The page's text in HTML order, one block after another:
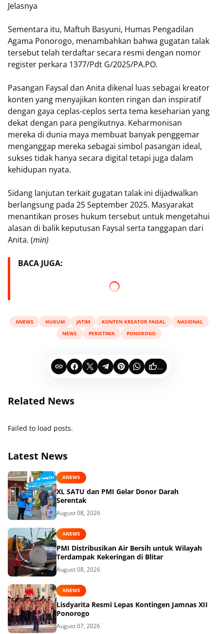
Jelasnya
Sementara itu, Maftuh Basyuni, Humas Pengadilan
Agama Ponorogo, menambahkan bahwa gugatan talak
tersebut telah terdaftar secara resmi dengan nomor
register perkara 1377/Pdt G/2025/PA.PO.
Pasangan Faysal dan Anita dikenal luas sebagai kreator
konten yang menyajikan konten ringan dan inspiratif
dengan gaya ceplas-ceplos serta tema keseharian yang
dekat dengan para pengikutnya. Keharmonisan
mereka di dunia maya membuat banyak penggemar
menganggap mereka sebagai simbol pasangan ideal,
sukses tidak hanya secara digital tetapi juga dalam
kehidupan nyata.
Sidang lanjutan terkait gugatan talak ini dijadwalkan
berlangsung pada 25 September 2025. Masyarakat
menantikan proses hukum tersebut untuk mengetahui
alasan di balik keputusan Faysal serta tanggapan dari
Anita. (min)
BACA JUGA:
ANEWS HUKUM JATIM KONTEN KREATOR FAISAL
NASIONAL
NEWS
PERISTIWA PONOROGO
...
Related News
Failed to load posts.
Latest News
ANEWS
XL SATU dan PMI Gelar Donor Darah
Serentak
August 08, 2026
ANEWS
PMI Distribusikan Air Bersih untuk Wilayah
Terdampak Kekeringan di Blitar
August 08, 2026
ANEWS
Lisdyarita Resmi Lepas Kontingen Jamnas XII
Ponorogo
August 07, 2026